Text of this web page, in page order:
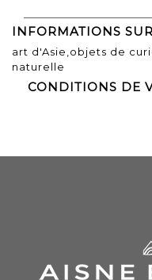
INFORMATIONS
art d'Asie,objets de
naturelle
CONDITIONS DE